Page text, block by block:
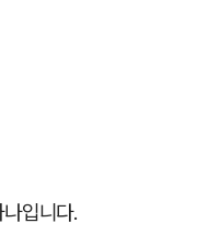
입니다.